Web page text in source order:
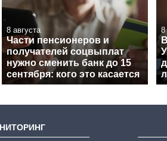
8 августа
Части пенсионеров и
получателей соцвыплат
нужно сменить банк до 15
сентября: кого это касается
8